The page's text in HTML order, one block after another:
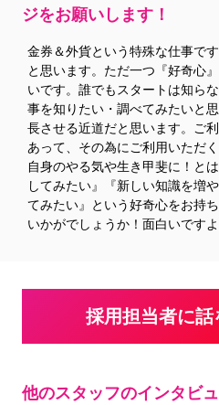
ジをお願いします！
金券＆外貨という特殊な仕事で
と思います。ただ一つ『好奇心
いです。誰でもスタートは知ら
事を知りたい・調べてみたいと
長させる近道だと思います。ご
あって、その為にご利用いただ
自身のやる気や生き甲斐に！と
してみたい』『新しい知識を増
てみたい』という好奇心をお持
いかがでしょうか！面白いですよ
採用担当者に話
他のスタッフのインタビ